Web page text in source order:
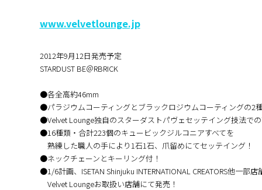
www.velvetlounge.jp
2012年9月12日発売予定
STARDUST BE＠RBRICK
●各全高約46mm
●パラジウムコーティングとブラックロジウムコーティングの2
●Velvet Lounge独自のスターダストパヴェセッテイング技法で
●16種類・合計223個のキュービックジルコニアすべてを
熟練した職人の手により1石1石、爪留めにてセッテイング！
●ネックチェーンとキーリング付！
●1/6計画、ISETAN Shinjuku INTERNATIONAL CREATORS他一部店
Velvet Loungeお取扱い店舗にて発売！